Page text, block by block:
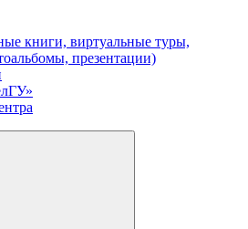
книги, виртуальные туры,
презентации)